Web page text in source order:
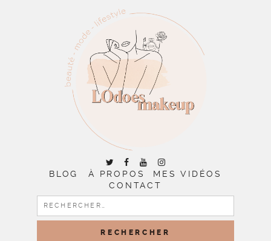
BLOG À PROPOS
MES VIDÉOS
CONTACT
RECHERCHER :